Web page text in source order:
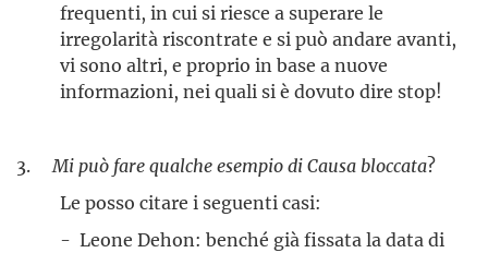
frequenti, in cui si riesce a superare le
irregolarità riscontrate e si può andare avanti,
vi sono altri, e proprio in base a nuove
informazioni, nei quali si è dovuto dire stop!
3. Mi può fare qualche esempio di Causa bloccata?
Le posso citare i seguenti casi:
- Leone Dehon: benché già fissata la data di